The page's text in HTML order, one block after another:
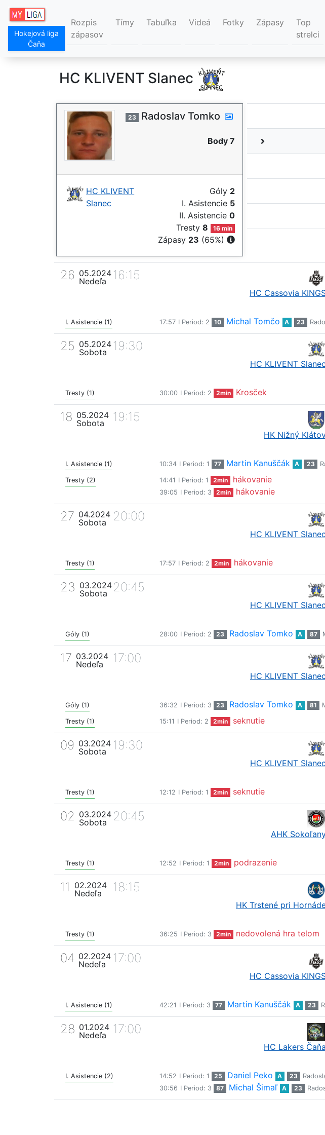
Hokejová liga
Čaňa
Rozpis
zápasov
Tímy Tabuľka Videá Fotky Zápasy
Top
strelci
HC KLIVENT Slanec
23 Radoslav Tomko
Body 7
HC KLIVENT
Slanec
Góly 2
I. Asistencie 5
II. Asistencie 0
Tresty8 16 min
Zápasy 23 (65%)
26 05.2024
Nedeľa
16:15
HC Cassovia
I. Asistencie (1) 17:57 I Period: 2 10 Michal Tomčo A 23
25 05.2024
Sobota
19:30
HC KLIVENT Slanec
Tresty (1) 30:00 I Period: 2 2min Krosček
18 05.2024
Sobota
19:15
HK Nižný
I. Asistencie (1) 10:34 I Period: 1 77 Martin Kanuščák A 23
Tresty (2) 14:41 I Period: 1 2min hákovanie
39:05 I Period: 3 2min hákovanie
27 04.2024
Sobota
20:00
HC KLIVENT Slanec
Tresty (1) 17:57 I Period: 2 2min hákovanie
23 03.2024
Sobota
20:45
HC KLIVENT Slanec
Góly (1) 28:00 I Period: 2 23 Radoslav Tomko A 87
17 03.2024
Nedeľa
17:00
HC KLIVENT Slanec
Góly (1) 36:32 I Period: 3 23 Radoslav Tomko A 81
Tresty (1) 15:11 I Period: 2 2min seknutie
09 03.2024
Sobota
19:30
HC KLIVENT Slanec
Tresty (1) 12:12 I Period: 1 2min seknutie
02 03.2024
Sobota
20:45
AHK
Tresty (1) 12:52 I Period: 1 2min podrazenie
11
02.2024
Nedeľa
18:15
HK Trstené pri
Tresty (1) 36:25 I Period: 3 2min nedovolená hra telom
04 02.2024
Nedeľa
17:00
HC Cassovia
I. Asistencie (1) 42:21 I Period: 3 77 Martin Kanuščák A 23
28 01.2024
Nedeľa
17:00
HC Lakers Čaňa
I. Asistencie (2) 14:52 I Period: 1 25 Daniel Peko A 23
30:56 I Period: 3 87 Michal Šimaľ A 23